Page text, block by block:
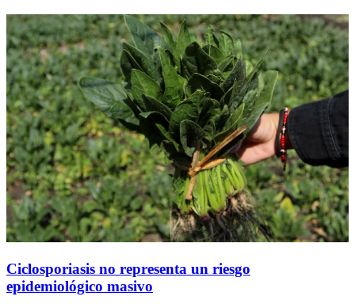
Ciclosporiasis no representa un riesgo
epidemiológico masivo